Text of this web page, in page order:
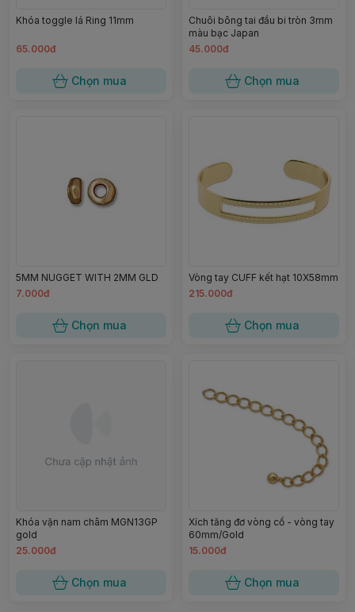
Khóa toggle lá Ring 11mm
65.000đ
Chọn mua
Chuôi bông tai đầu bi tròn 3mm
màu bạc Japan
45.000đ
Chọn mua
5MM NUGGET WITH 2MM GLD
7.000đ
Chọn mua
Vòng tay CUFF kết hạt 10X58mm
215.000đ
Chọn mua
Khóa vặn nam châm MGN13GP
gold
25.000đ
Chọn mua
Xích tăng đơ vòng cổ - vòng tay
60mm/Gold
15.000đ
Chọn mua